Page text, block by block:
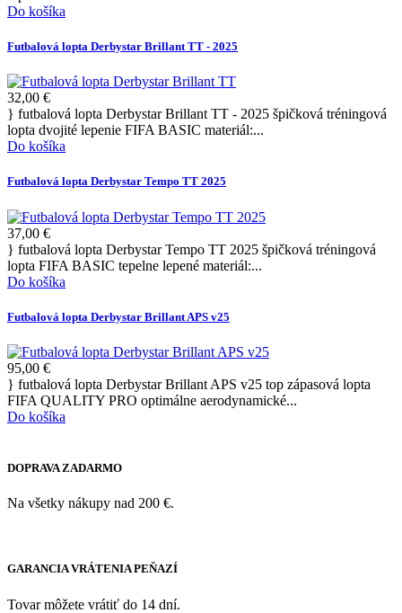
Do košíka
Futbalová lopta Derbystar Brillant TT - 2025
32,00 €
} futbalová lopta Derbystar Brillant TT - 2025 špičková tréningová
lopta dvojité lepenie FIFA BASIC materiál:...
Do košíka
Futbalová lopta Derbystar Tempo TT 2025
37,00 €
} futbalová lopta Derbystar Tempo TT 2025 špičková tréningová
lopta FIFA BASIC tepelne lepené materiál:...
Do košíka
Futbalová lopta Derbystar Brillant APS v25
95,00 €
} futbalová lopta Derbystar Brillant APS v25 top zápasová lopta
FIFA QUALITY PRO optimálne aerodynamické...
Do košíka
DOPRAVA ZADARMO
Na všetky nákupy nad 200 €.
GARANCIA VRÁTENIA PEŇAZÍ
Tovar môžete vrátiť do 14 dní.